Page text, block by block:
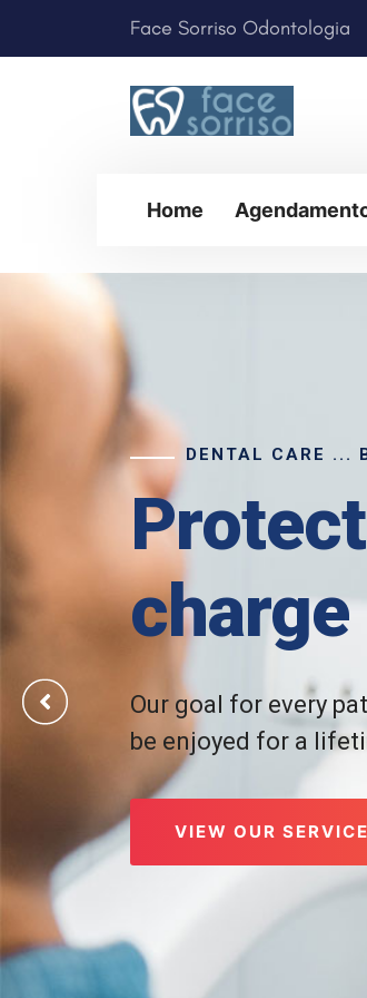
Face Sorriso Odontologia
Home
Home
DENTAL CARE ...
Our goal for every
be enjoyed for a
VIEW OUR